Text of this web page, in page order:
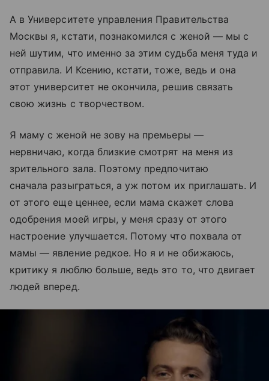
А в Университете управления Правительства
Москвы я, кстати, познакомился с женой — мы с
ней шутим, что именно за этим судьба меня туда и
отправила. И Ксению, кстати, тоже, ведь и она
этот университет не окончила, решив связать
свою жизнь с творчеством.
Я маму с женой не зову на премьеры —
нервничаю, когда близкие смотрят на меня из
зрительного зала. Поэтому предпочитаю
сначала разыграться, а уж потом их приглашать. И
от этого еще ценнее, если мама скажет слова
одобрения моей игры, у меня сразу от этого
настроение улучшается. Потому что похвала от
мамы — явление редкое. Но я и не обижаюсь,
критику я люблю больше, ведь это то, что двигает
людей вперед.